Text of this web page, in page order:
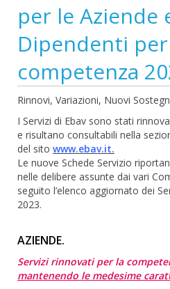
per le Aziende
Dipendenti
competenza
Rinnovi, Variazioni, Nuovi
I Servizi di Ebav sono stati
e risultano consultabili nella
del sito www.ebav.it.
Le nuove Schede Servizio
nelle delibere assunte dai vari
seguito l’elenco aggiornato dei
2023.
AZIENDE.
Servizi rinnovati per la
mantenendo le medesime